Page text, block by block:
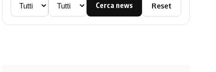
Cerca news Reset